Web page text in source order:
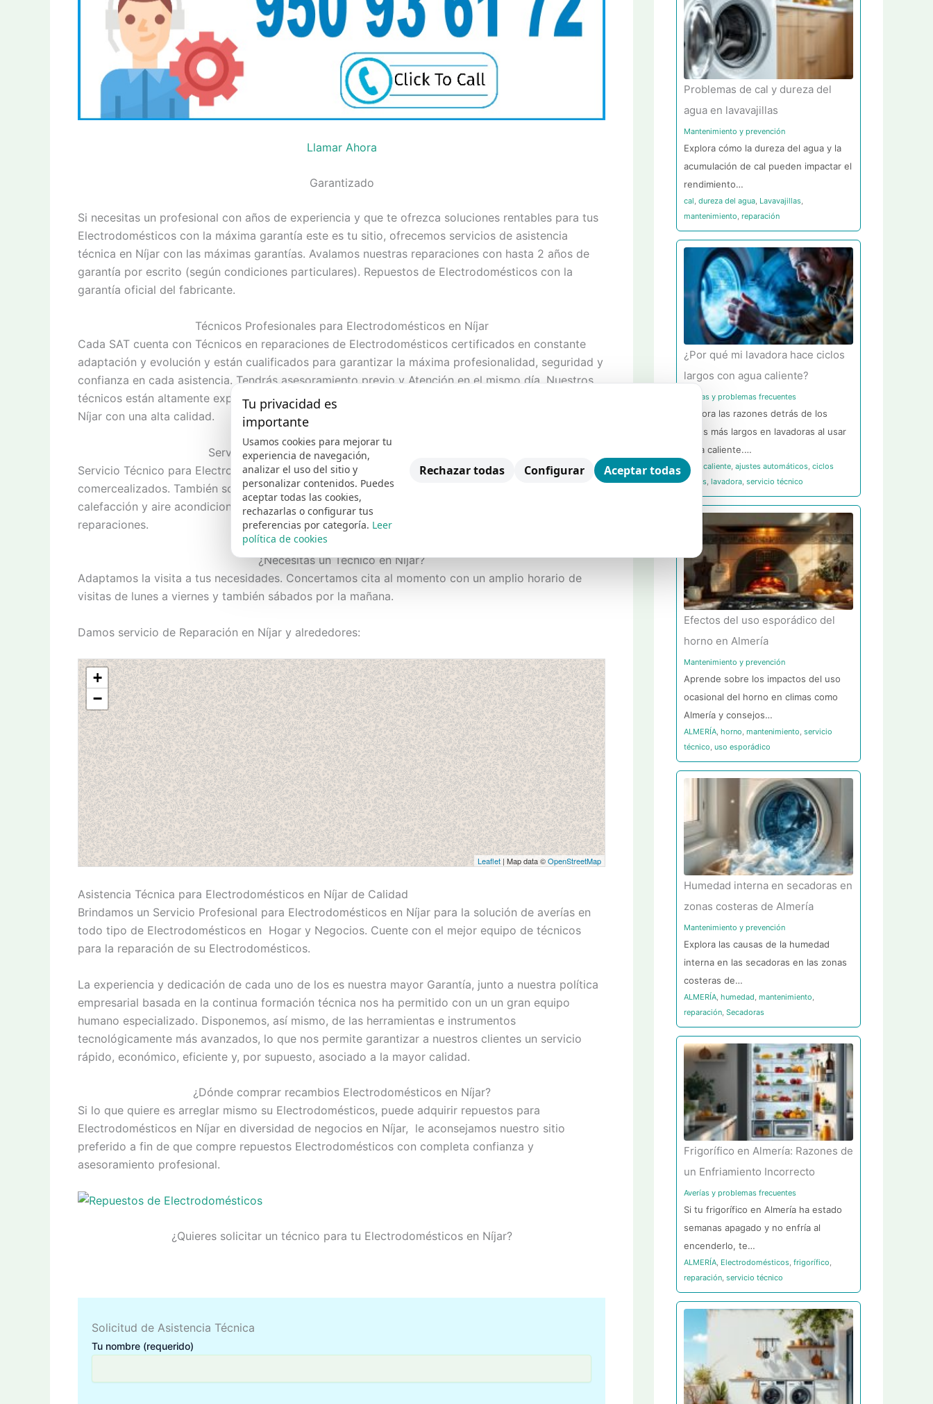
Llamar Ahora
Garantizado
Si necesitas un profesional con años de experiencia y que te ofrezca soluciones rentables para tus
Electrodomésticos con la máxima garantía este es tu sitio, ofrecemos servicios de asistencia
técnica en Níjar con las máximas garantías. Avalamos nuestras reparaciones con hasta 2 años de
garantía por escrito (según condiciones particulares). Repuestos de Electrodomésticos con la
garantía oficial del fabricante.
Técnicos Profesionales para Electrodomésticos en Níjar
Cada SAT cuenta con Técnicos en reparaciones de Electrodomésticos certificados en constante
adaptación y evolución y están cualificados para garantizar la máxima profesionalidad, seguridad y
confianza en cada asistencia. Tendrás asesoramiento previo y Atención en el mismo día. Nuestros
técnicos están altamente experimentados dando servicios de reparacion de Electrodomésticos en
Níjar con una alta calidad.
Servicio Técnico de Electrodomésticos Multimarca
Servicio Técnico para Electrodomésticos en Níjar para la mayoría de marcas de Electrodomésticos
comercealizados. También somos especialistas en reparación de aparatos electrodomésticos,
calefacción y aire acondicionado. Tan solo utilizamos piezas originales y nuevas en todas nuestras
reparaciones.
¿Necesitas un Técnico en Níjar?
Adaptamos la visita a tus necesidades. Concertamos cita al momento con un amplio horario de
visitas de lunes a viernes y también sábados por la mañana.
Damos servicio de Reparación en Níjar y alrededores:
+
−
Leaflet | Map data ©OpenStreetMap
Asistencia Técnica para Electrodomésticos en Níjar de Calidad
Brindamos un Servicio Profesional para Electrodomésticos en Níjar para la solución de averías en
todo tipo de Electrodomésticos en Hogar y Negocios. Cuente con el mejor equipo de técnicos
para la reparación de su Electrodomésticos.
La experiencia y dedicación de cada uno de los es nuestra mayor Garantía, junto a nuestra política
empresarial basada en la continua formación técnica nos ha permitido con un un gran equipo
humano especializado. Disponemos, así mismo, de las herramientas e instrumentos
tecnológicamente más avanzados, lo que nos permite garantizar a nuestros clientes un servicio
rápido, económico, eficiente y, por supuesto, asociado a la mayor calidad.
¿Dónde comprar recambios Electrodomésticos en Níjar?
Si lo que quiere es arreglar mismo su Electrodomésticos, puede adquirir repuestos para
Electrodomésticos en Níjar en diversidad de negocios en Níjar, le aconsejamos nuestro sitio
preferido a fin de que compre repuestos Electrodomésticos con completa confianza y
asesoramiento profesional.
¿Quieres solicitar un técnico para tu Electrodomésticos en Níjar?
Solicitud de Asistencia Técnica
Tu nombre (requerido)
Problemas de cal y dureza del
agua en lavavajillas
Mantenimiento y prevención
Explora cómo la dureza del agua y la
acumulación de cal pueden impactar el
rendimiento…
cal, dureza del agua, Lavavajillas,
mantenimiento, reparación
¿Por qué mi lavadora hace ciclos
largos con agua caliente?
Averías y problemas frecuentes
Explora las razones detrás de los
ciclos más largos en lavadoras al usar
agua caliente.…
agua caliente, ajustes automáticos, ciclos
largos, lavadora, servicio técnico
Efectos del uso esporádico del
horno en Almería
Mantenimiento y prevención
Aprende sobre los impactos del uso
ocasional del horno en climas como
Almería y consejos…
ALMERÍA, horno, mantenimiento, servicio
técnico, uso esporádico
Humedad interna en secadoras en
zonas costeras de Almería
Mantenimiento y prevención
Explora las causas de la humedad
interna en las secadoras en las zonas
costeras de…
ALMERÍA, humedad, mantenimiento,
reparación, Secadoras
Frigorífico en Almería: Razones de
un Enfriamiento Incorrecto
Averías y problemas frecuentes
Si tu frigorífico en Almería ha estado
semanas apagado y no enfría al
encenderlo, te…
ALMERÍA, Electrodomésticos, frigorífico,
reparación, servicio técnico
Tu privacidad es
importante
Usamos cookies para mejorar tu
experiencia de navegación,
analizar el uso del sitio y
personalizar contenidos. Puedes
aceptar todas las cookies,
rechazarlas o configurar tus
preferencias por categoría. Leer
política de cookies
Rechazar todas Configurar Aceptar todas